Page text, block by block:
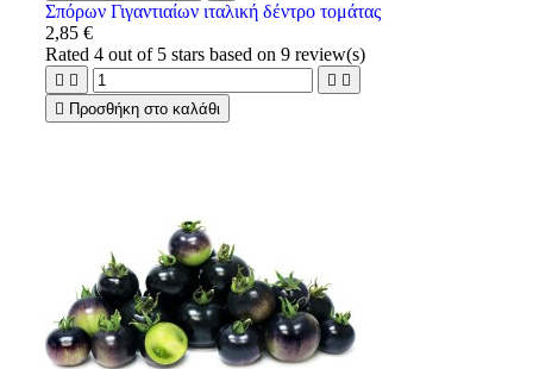
Σπόρων Γιγαντιαίων ιταλική δέντρο τομάτας
2,85 €
Rated4 out of 5 stars based on9 review(s)
   
 Προσθήκη στο καλάθι